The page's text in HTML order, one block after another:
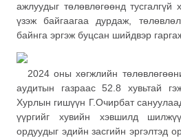
ажлуудыг төлөвлөгөөнд
үзэж байгаагаа дурдаж,
байнга эргэж буцсан шийдвэр
2024 оны хөгжлийн
аудитын газраас 52.8 хувьтай
Хурлын гишүүн Г.Очирбат
үүргийг хувийн хэвшилд
ордуудыг эдийн засгийн эргэлтэд